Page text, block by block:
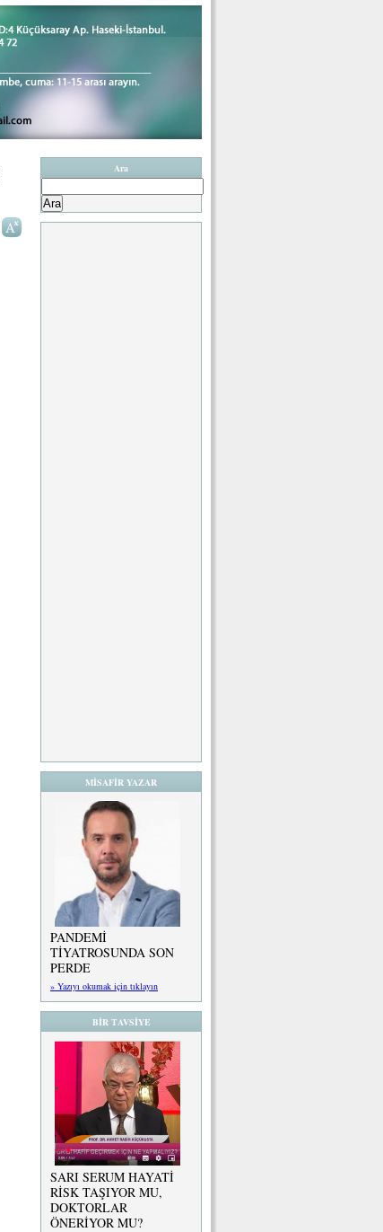
Ara
MİSAFİR YAZAR
PANDEMİ
TİYATROSUNDA SON
PERDE
» Yazıyı okumak için tıklayın
BİR TAVSİYE
SARI SERUM HAYATİ
RİSK TAŞIYOR MU,
DOKTORLAR
ÖNERİYOR MU?